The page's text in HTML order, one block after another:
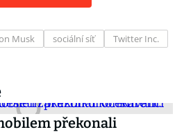
Musk sociální síť Twitter Inc.
překonali